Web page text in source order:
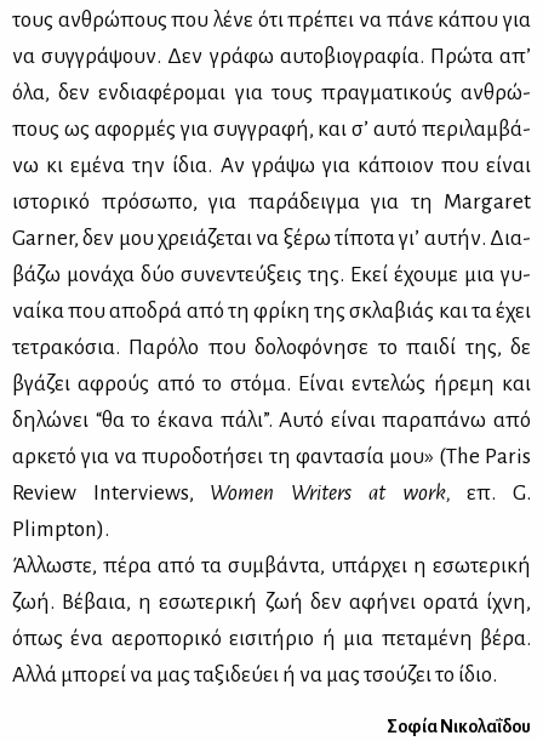
τους αν­θρώ­πους που λέ­νε ότι πρέ­πει να πά­νε κά­που για
να συγ­γρά­ψουν. Δεν γρά­φω αυ­το­βιο­γρα­φία. Πρώ­τα απ’
όλα, δεν εν­δια­φέ­ρο­μαι για τους πραγ­μα­τι­κούς αν­θρώ­
πους ως αφορ­μές για συγ­γρα­φή, και σ’ αυ­τό πε­ρι­λαμ­βά­
νω κι εμέ­να την ίδια. Αν γρά­ψω για κά­ποιον που εί­ναι
ιστο­ρι­κό πρό­σω­πο, για πα­ρά­δειγ­μα για τη Margaret
Garner, δεν μου χρειά­ζε­ται να ξέ­ρω τί­πο­τα γι’ αυ­τήν. Δια­
βά­ζω μο­νά­χα δύο συ­νε­ντεύ­ξεις της. Εκεί έχου­με μια γυ­
ναί­κα που απο­δρά από τη φρί­κη της σκλα­βιάς και τα έχει
τε­τρα­κό­σια. Πα­ρό­λο που δο­λο­φό­νη­σε το παι­δί της, δε
βγά­ζει αφρούς από το στό­μα. Εί­ναι εντε­λώς ήρε­μη και
δη­λώ­νει “θα το έκα­να πά­λι”. Αυ­τό εί­ναι πα­ρα­πά­νω από
αρ­κε­τό για να πυ­ρο­δο­τή­σει τη φα­ντα­σία μου» (The Paris
Review Interviews, Women Writers at work,επ. G.
Plimpton).
Άλ­λω­στε, πέ­ρα από τα συμ­βά­ντα, υπάρ­χει η εσω­τε­ρι­κή
ζωή. Βέ­βαια, η εσω­τε­ρι­κή ζωή δεν αφή­νει ορα­τά ίχνη,
όπως ένα αε­ρο­πο­ρι­κό ει­σι­τή­ριο ή μια πε­τα­μέ­νη βέ­ρα.
Αλ­λά μπο­ρεί να μας τα­ξι­δεύ­ει ή να μας τσού­ζει το ίδιο.
Σο­φία Νι­κο­λα­ΐ­δου